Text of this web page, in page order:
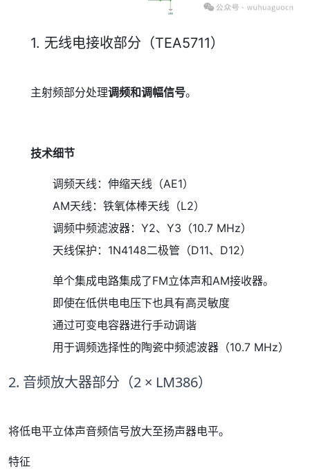
1. 无线电接收部分（TEA5711）
主射频部分处理调频和调幅信号。
技术细节
调频天线：伸缩天线（AE1）
AM天线：铁氧体棒天线（L2）
调频中频滤波器：Y2、Y3（10.7 MHz）
天线保护：1N4148二极管（D11、D12）
单个集成电路集成了FM立体声和AM接收器。
即使在低供电电压下也具有高灵敏度
通过可变电容器进行手动调谐
用于调频选择性的陶瓷中频滤波器（10.7 MHz）
2. 音频放大器部分（2 × LM386）
将低电平立体声音频信号放大至扬声器电平。
特征